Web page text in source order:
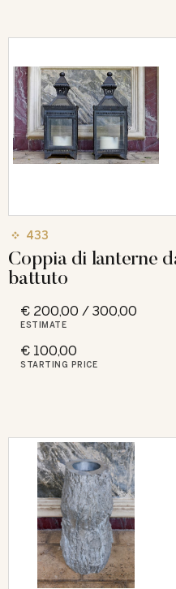
433
Coppia di lanterne
battuto
€ 200,00 / 300,00
ESTIMATE
€ 100,00
STARTING PRICE